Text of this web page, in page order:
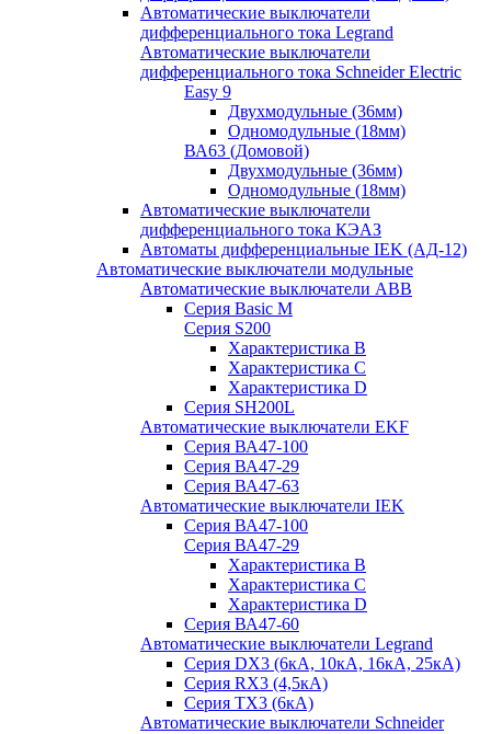
Автоматические выключатели
дифференциального тока Legrand
Автоматические выключатели
дифференциального тока Schneider Electric
Easy 9
Двухмодульные (36мм)
Одномодульные (18мм)
ВА63 (Домовой)
Двухмодульные (36мм)
Одномодульные (18мм)
Автоматические выключатели
дифференциального тока КЭАЗ
Автоматы дифференциальные IEK (АД-12)
Автоматические выключатели модульные
Автоматические выключатели ABB
Серия Basic M
Серия S200
Характеристика B
Характеристика C
Характеристика D
Серия SH200L
Автоматические выключатели EKF
Серия ВА47-100
Серия ВА47-29
Серия ВА47-63
Автоматические выключатели IEK
Серия ВА47-100
Серия ВА47-29
Характеристика B
Характеристика C
Характеристика D
Серия ВА47-60
Автоматические выключатели Legrand
Серия DX3 (6кА, 10кА, 16кА, 25кА)
Серия RX3 (4,5кА)
Серия TX3 (6кА)
Автоматические выключатели Schneider